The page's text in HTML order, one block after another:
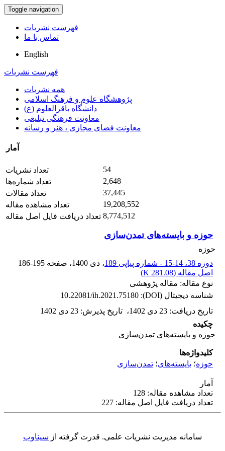
Toggle navigation
فهرست نشریات
تماس با ما
English
فهرست نشریات
همه نشریات
پژوهشگاه علوم و فرهنگ اسلامی
دانشگاه باقرالعلوم (ع)
معاونت فرهنگی تبلیغی
معاونت فضای مجازی ، هنر و رسانه
آمار
تعداد نشریات
54
تعداد شماره‌ها
2,648
تعداد مقالات
37,445
تعداد مشاهده مقاله
19,208,552
تعداد دریافت فایل اصل مقاله 8,774,512
حوزه و بایسته‌های تمدن‌سازی
حوزه
دوره 38، 14-15 - شماره پیاپی 189
، دی 1400 ، صفحه 186-195
اصل مقاله (281.08 K
)
نوع مقاله: مقاله پژوهشی
شناسه دیجیتال (DOI):
10.22081/ih.2021.75180
تاریخ دریافت: 23 دی 1402 ، تاریخ پذیرش: 23 دی 1402
چکیده
حوزه و بایسته‌های تمدن‌سازی
کلیدواژه‌ها
حوزه؛ بایسته‌های؛ تمدن‌سازی
آمار
تعداد مشاهده مقاله: 128
تعداد دریافت فایل اصل مقاله: 227
سامانه مدیریت نشریات علمی. قدرت گرفته از سیناوب